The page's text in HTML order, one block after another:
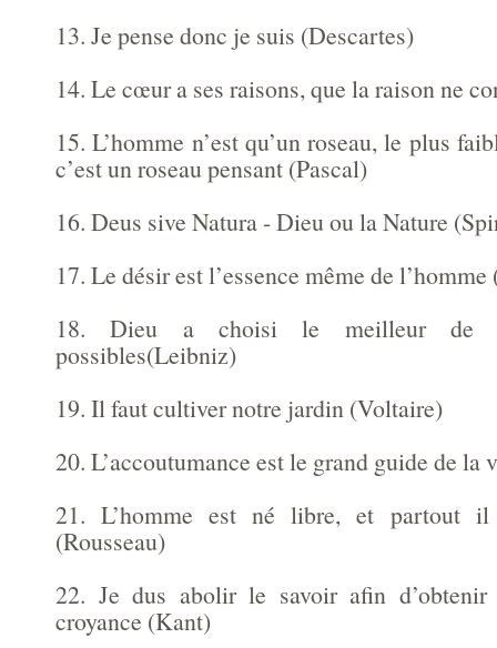
13. Je pense donc je suis (Descartes)
14. Le cœur a ses raisons, que la raison ne
15. L’homme n’est qu’un roseau, le plus
c’est un roseau pensant (Pascal)
16. Deus sive Natura - Dieu ou la Nature
17. Le désir est l’essence même de
18. Dieu a choisi le meilleur de
possibles(Leibniz)
19. Il faut cultiver notre jardin (Voltaire)
20. L’accoutumance est le grand guide de la
21. L’homme est né libre, et partout
(Rousseau)
22. Je dus abolir le savoir afin
croyance (Kant)